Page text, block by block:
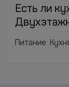
Есть ли
Питание: